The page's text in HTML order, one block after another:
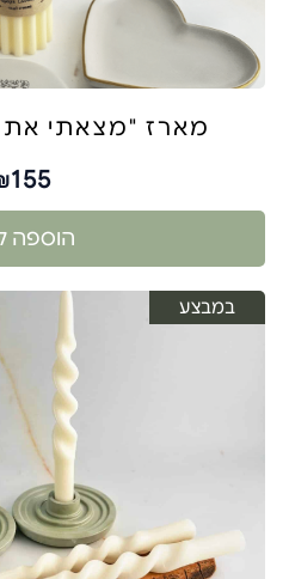
מארז "מצאתי
155
הוספה
במבצע